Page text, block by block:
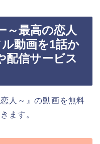
～最高の恋人
動画を1話か
配信サービス
人～』の動画を無料
ます。